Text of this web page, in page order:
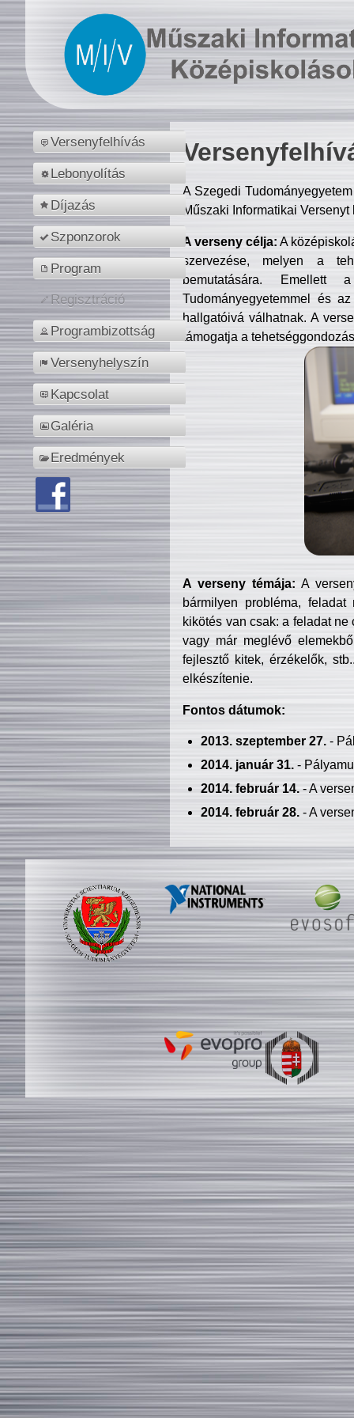
Versenyfelhívás
Lebonyolítás
Díjazás
Szponzorok
Program
Regisztráció
Programbizottság
Versenyhelyszín
Kapcsolat
Galéria
Eredmények
A Szegedi
Műszaki Informatikai
A verseny célja: A
szervezése, melyen a
bemutatására. Emellett
Tudományegyetemmel és
hallgatóivá válhatnak. A
támogatja a
A verseny témája: A
bármilyen probléma, feladat
kikötés van csak: a feladat
vagy már meglévő
fejlesztő kitek, érzékelők,
elkészítenie.
Fontos dátumok:
2013. szeptember 27.-
2014. január 31.-
2014. február 14.- A
2014. február 28.- A